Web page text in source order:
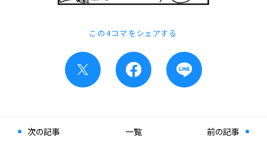
この4コマをシェアする
次の記事 前の記事
一覧